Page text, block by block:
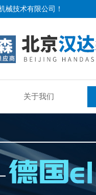
械技术有限公司！
关于我们